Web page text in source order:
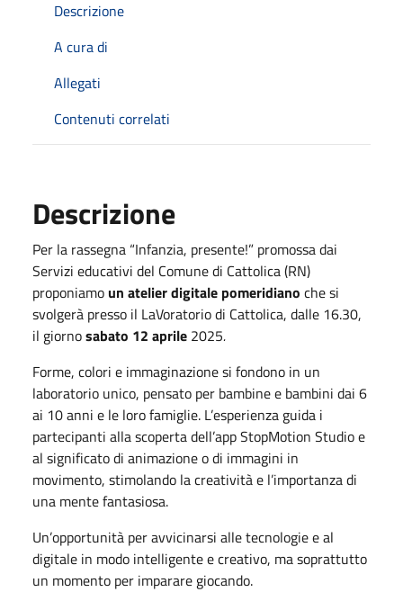
Descrizione
A cura di
Allegati
Contenuti correlati
Descrizione
Per la rassegna “Infanzia, presente!” promossa dai
Servizi educativi del Comune di Cattolica (RN)
proponiamo un atelier digitale pomeridiano che si
svolgerà presso il LaVoratorio di Cattolica, dalle 16.30,
il giornosabato 12 aprile 2025.
Forme, colori e immaginazione si fondono in un
laboratorio unico, pensato per bambine e bambini dai 6
ai 10 anni e le loro famiglie. L’esperienza guida i
partecipanti alla scoperta dell’app StopMotion Studio e
al significato di animazione o di immagini in
movimento, stimolando la creatività e l’importanza di
una mente fantasiosa.
Un’opportunità per avvicinarsi alle tecnologie e al
digitale in modo intelligente e creativo, ma soprattutto
un momento per imparare giocando.